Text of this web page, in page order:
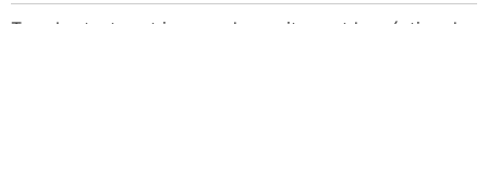
Tous les textes et images de ce site sont la création de